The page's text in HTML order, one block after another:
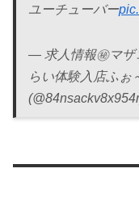
ユーチューバー
— 求人情報㊙️マザ
らい体験入店ふぉ